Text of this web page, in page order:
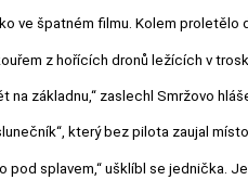
ve špatném filmu. Kolem
z hořících dronů ležících v
základnu,“ zaslechl Smržovo
který bez pilota zaujal
pod splavem,“ ušklíbl se jednička.